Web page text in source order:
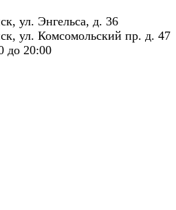
ул. Энгельса, д. 36
ул. Комсомольский пр. д. 47
до 20:00